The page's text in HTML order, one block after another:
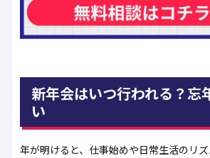
新年会はいつ行われる？忘
い
年が明けると、仕事始めや日常生活のリ